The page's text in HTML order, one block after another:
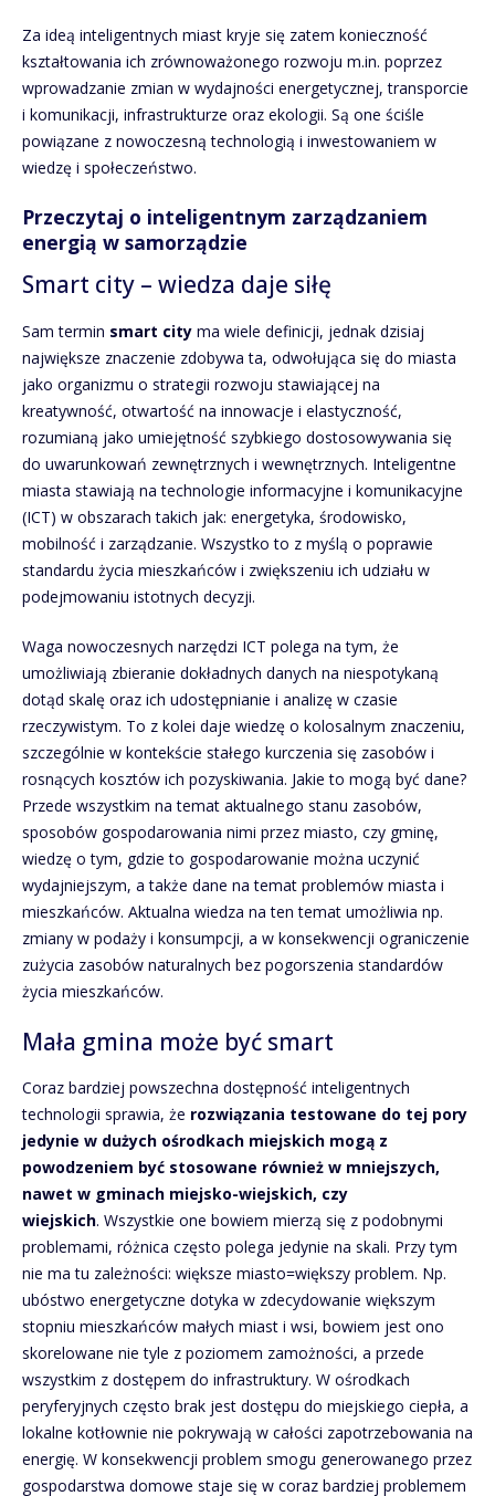
Za ideą inteligentnych miast kryje się zatem konieczność
kształtowania ich zrównoważonego rozwoju m.in. poprzez
wprowadzanie zmian w wydajności energetycznej, transporcie
i komunikacji, infrastrukturze oraz ekologii. Są one ściśle
powiązane z nowoczesną technologią i inwestowaniem w
wiedzę i społeczeństwo.
Przeczytaj o inteligentnym zarządzaniem
energią w samorządzie
Smart city – wiedza daje siłę
Sam termin smart city ma wiele definicji, jednak dzisiaj
największe znaczenie zdobywa ta, odwołująca się do miasta
jako organizmu o strategii rozwoju stawiającej na
kreatywność, otwartość na innowacje i elastyczność,
rozumianą jako umiejętność szybkiego dostosowywania się
do uwarunkowań zewnętrznych i wewnętrznych. Inteligentne
miasta stawiają na technologie informacyjne i komunikacyjne
(ICT) w obszarach takich jak: energetyka, środowisko,
mobilność i zarządzanie. Wszystko to z myślą o poprawie
standardu życia mieszkańców i zwiększeniu ich udziału w
podejmowaniu istotnych decyzji.
Waga nowoczesnych narzędzi ICT polega na tym, że
umożliwiają zbieranie dokładnych danych na niespotykaną
dotąd skalę oraz ich udostępnianie i analizę w czasie
rzeczywistym. To z kolei daje wiedzę o kolosalnym znaczeniu,
szczególnie w kontekście stałego kurczenia się zasobów i
rosnących kosztów ich pozyskiwania. Jakie to mogą być dane?
Przede wszystkim na temat aktualnego stanu zasobów,
sposobów gospodarowania nimi przez miasto, czy gminę,
wiedzę o tym, gdzie to gospodarowanie można uczynić
wydajniejszym, a także dane na temat problemów miasta i
mieszkańców. Aktualna wiedza na ten temat umożliwia np.
zmiany w podaży i konsumpcji, a w konsekwencji ograniczenie
zużycia zasobów naturalnych bez pogorszenia standardów
życia mieszkańców.
Mała gmina może być smart
Coraz bardziej powszechna dostępność inteligentnych
technologii sprawia, że rozwiązania testowane do tej pory
jedynie w dużych ośrodkach miejskich mogą z
powodzeniem być stosowane również w mniejszych,
nawet w gminach miejsko-wiejskich, czy
wiejskich. Wszystkie one bowiem mierzą się z podobnymi
problemami, różnica często polega jedynie na skali. Przy tym
nie ma tu zależności: większe miasto=większy problem. Np.
ubóstwo energetyczne dotyka w zdecydowanie większym
stopniu mieszkańców małych miast i wsi, bowiem jest ono
skorelowane nie tyle z poziomem zamożności, a przede
wszystkim z dostępem do infrastruktury. W ośrodkach
peryferyjnych często brak jest dostępu do miejskiego ciepła, a
lokalne kotłownie nie pokrywają w całości zapotrzebowania na
energię. W konsekwencji problem smogu generowanego przez
gospodarstwa domowe staje się w coraz bardziej problemem